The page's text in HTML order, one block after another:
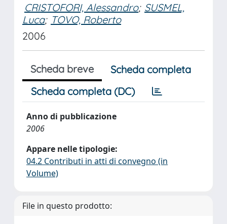
CRISTOFORI, Alessandro; SUSMEL,
Luca; TOVO, Roberto
2006
Scheda breve
Scheda completa
Scheda completa (DC)
Anno di pubblicazione
2006
Appare nelle tipologie:
04.2 Contributi in atti di convegno (in
Volume)
File in questo prodotto: